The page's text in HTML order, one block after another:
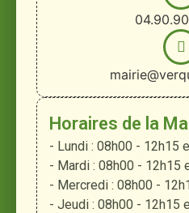
Horaires de la
- Lundi : 08h00 - 12h15
- Mardi : 08h00 - 12h15
- Mercredi : 08h00 -
- Jeudi : 08h00 - 12h15